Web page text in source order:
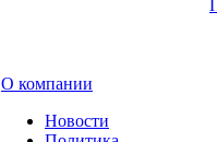
О компании
Новости